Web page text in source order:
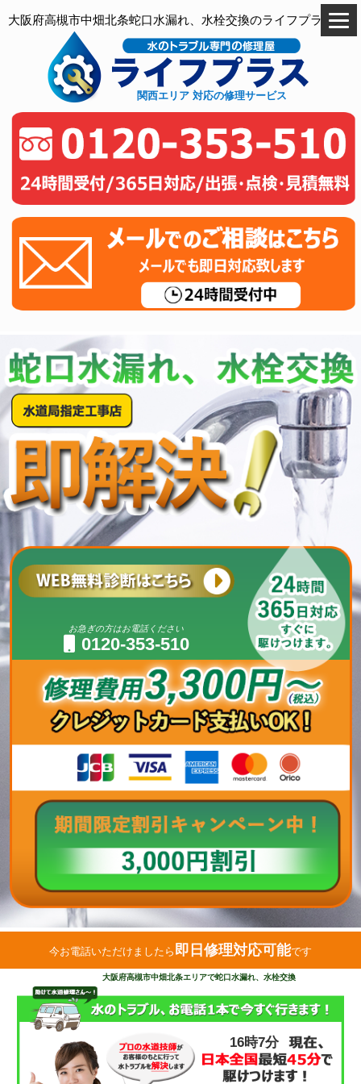
大阪府高槻市中畑北条蛇口水漏れ、水栓交換のライフプラス
関西エリア 対応の修理サービス
お急ぎの方はお電話ください
0120-353-510
今お電話いただけましたら 即日修理対応可能です
大阪府高槻市中畑北条エリアで蛇口水漏れ、水栓交換
16時7分